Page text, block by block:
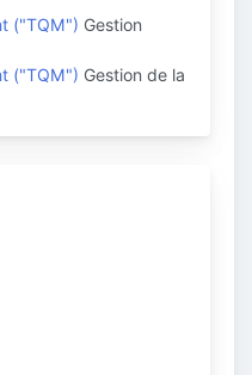
("TQM") Gestion
("TQM") Gestion de la